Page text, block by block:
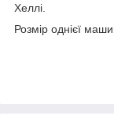
Хеллі.
Розмір однієї